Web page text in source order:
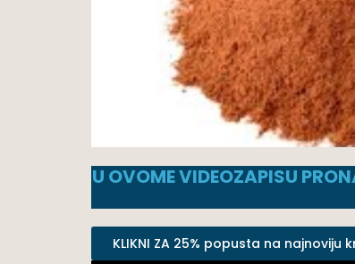
U OVOME VIDEOZAPISU
KLIKNI ZA 25% popusta na najnoviju